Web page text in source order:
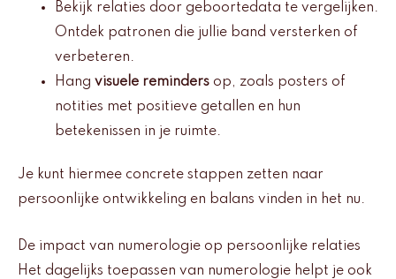
Bekijk relaties door geboortedata te vergelijken.
Ontdek patronen die jullie band versterken of
verbeteren.
Hang visuele reminders op, zoals posters of
notities met positieve getallen en hun
betekenissen in je ruimte.
Je kunt hiermee concrete stappen zetten naar
persoonlijke ontwikkeling en balans vinden in het nu.
De impact van numerologie op persoonlijke relaties
Het dagelijks toepassen van numerologie helpt je ook